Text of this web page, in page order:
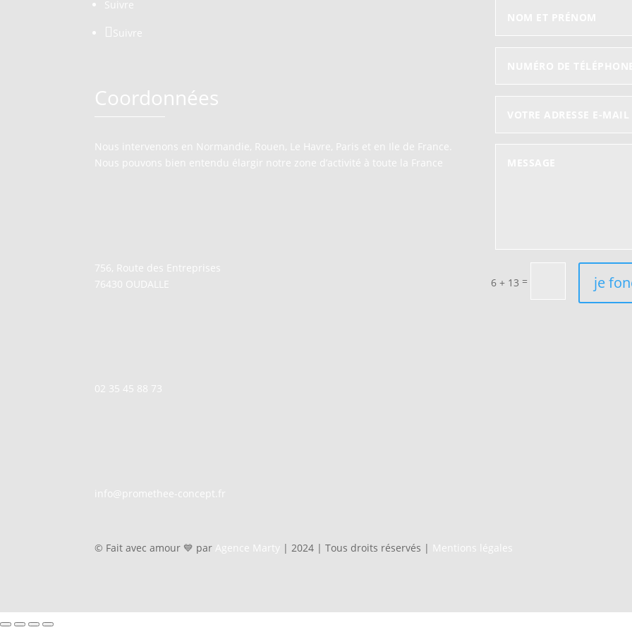
Suivre
Suivre
Coordonnées
Nous intervenons en Normandie, Rouen, Le Havre, Paris et en Ile de France.
Nous pouvons bien entendu élargir notre zone d’activité à toute la France
756, Route des Entreprises
76430 OUDALLE
02 35 45 88 73
info@promethee-concept.fr
6 + 13 = je
© Fait avec amour 💙 par Agence Marty | 2024 | Tous droits réservés | Mentions légales